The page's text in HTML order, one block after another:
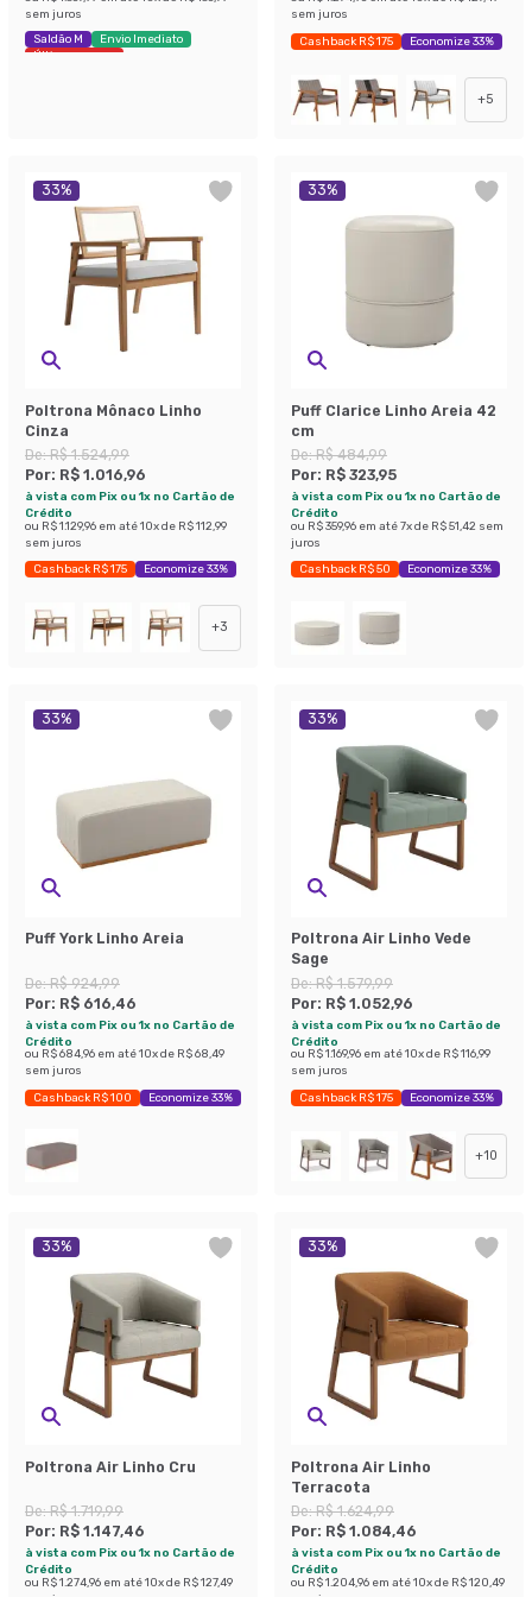
sem juros
Saldão M
Envio Imediato
Últimas peças
sem juros
Cashback R$ 175 Economize 33%
+5
33%
Poltrona Mônaco Linho
Cinza
De:R$ 1.524,99
Por: R$ 1.016,96
à vista com Pix ou 1x no Cartão de
Crédito
ou R$ 1.129,96 em até10x de R$ 112,99
sem juros
Cashback R$ 175 Economize 33%
+3
33%
Puff Clarice Linho Areia 42
cm
De:R$ 484,99
Por: R$ 323,95
à vista com Pix ou 1x no Cartão de
Crédito
ou R$ 359,96 em até7x de R$ 51,42 sem
juros
Cashback R$ 50 Economize 33%
33%
Puff York Linho Areia
De:R$ 924,99
Por: R$ 616,46
à vista com Pix ou 1x no Cartão de
Crédito
ou R$ 684,96 em até10x de R$ 68,49
sem juros
Cashback R$ 100 Economize 33%
33%
Poltrona Air Linho Vede
Sage
De:R$ 1.579,99
Por: R$ 1.052,96
à vista com Pix ou 1x no Cartão de
Crédito
ou R$ 1.169,96 em até10x de R$ 116,99
sem juros
Cashback R$ 175 Economize 33%
+10
33%
Poltrona Air Linho Cru
De:R$ 1.719,99
Por: R$ 1.147,46
à vista com Pix ou 1x no Cartão de
Crédito
ou R$ 1.274,96 em até10x de R$ 127,49
33%
Poltrona Air Linho
Terracota
De:R$ 1.624,99
Por: R$ 1.084,46
à vista com Pix ou 1x no Cartão de
Crédito
ou R$ 1.204,96 em até10x de R$ 120,49